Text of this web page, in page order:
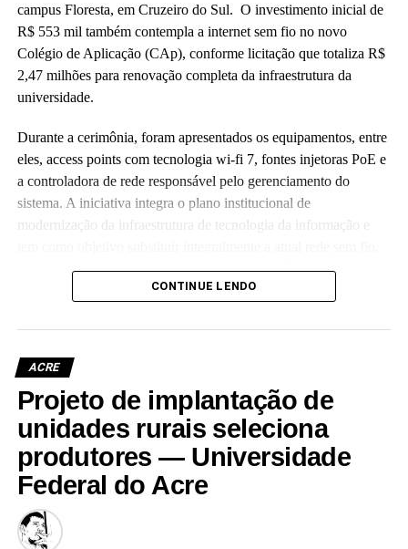
campus Floresta, em Cruzeiro do Sul. O investimento inicial de
R$ 553 mil também contempla a internet sem fio no novo
Colégio de Aplicação (CAp), conforme licitação que totaliza R$
2,47 milhões para renovação completa da infraestrutura da
universidade.
Durante a cerimônia, foram apresentados os equipamentos, entre
eles, access points com tecnologia wi-fi 7, fontes injetoras PoE e
a controladora de rede responsável pelo gerenciamento do
sistema. A iniciativa integra o plano institucional de
modernização da infraestrutura de tecnologia da informação e
que já não atende às crescentes demandas acadêmicas e
administrativas da universidade.
Leia Mais: UFAC
CONTINUE LENDO
ACRE
Projeto de implantação de
unidades rurais seleciona
produtores — Universidade
Federal do Acre